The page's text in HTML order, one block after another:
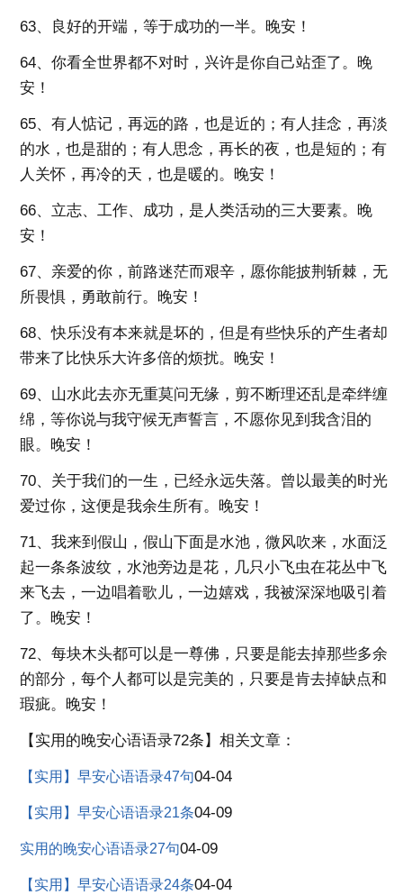
63、良好的开端，等于成功的一半。晚安！
64、你看全世界都不对时，兴许是你自己站歪了。晚
安！
65、有人惦记，再远的路，也是近的；有人挂念，再淡
的水，也是甜的；有人思念，再长的夜，也是短的；有
人关怀，再冷的天，也是暖的。晚安！
66、立志、工作、成功，是人类活动的三大要素。晚
安！
67、亲爱的你，前路迷茫而艰辛，愿你能披荆斩棘，无
所畏惧，勇敢前行。晚安！
68、快乐没有本来就是坏的，但是有些快乐的产生者却
带来了比快乐大许多倍的烦扰。晚安！
69、山水此去亦无重莫问无缘，剪不断理还乱是牵绊缠
绵，等你说与我守候无声誓言，不愿你见到我含泪的
眼。晚安！
70、关于我们的一生，已经永远失落。曾以最美的时光
爱过你，这便是我余生所有。晚安！
71、我来到假山，假山下面是水池，微风吹来，水面泛
起一条条波纹，水池旁边是花，几只小飞虫在花丛中飞
来飞去，一边唱着歌儿，一边嬉戏，我被深深地吸引着
了。晚安！
72、每块木头都可以是一尊佛，只要是能去掉那些多余
的部分，每个人都可以是完美的，只要是肯去掉缺点和
瑕疵。晚安！
【实用的晚安心语语录72条】相关文章：
【实用】早安心语语录47句04-04
【实用】早安心语语录21条04-09
实用的晚安心语语录27句04-09
【实用】早安心语语录24条04-04